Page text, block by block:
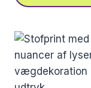
vare
har
flere
varianter.